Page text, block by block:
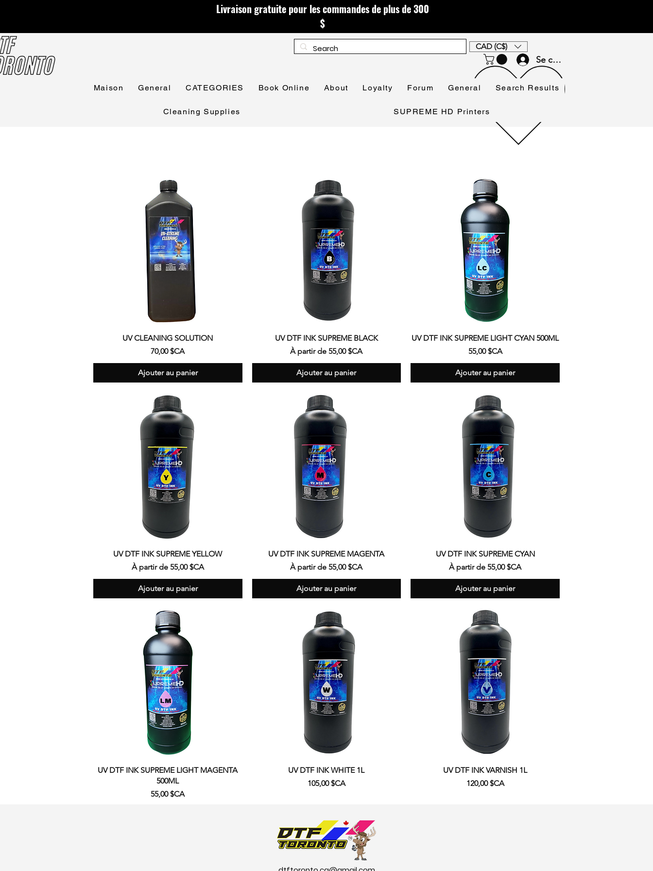
Livraison gratuite pour les commandes de plus de 300
$
CAD (C$)
Se connecter
Maison General CATEGORIES Book Online About Loyalty Forum General Search Results
Cleaning Supplies SUPREME HD Printers
Aperçu rapide
UV CLEANING SOLUTION
Prix
70,00 $CA
Ajouter au panier
Aperçu rapide
UV DTF INK SUPREME BLACK
À partir de55,00 $CA
Prix promotionnel
Ajouter au panier
Aperçu rapide
UV DTF INK SUPREME LIGHT CYAN 500ML
Prix
55,00 $CA
Ajouter au panier
Aperçu rapide
UV DTF INK SUPREME YELLOW
À partir de 55,00 $CA
Prix promotionnel
Ajouter au panier
Aperçu rapide
UV DTF INK SUPREME MAGENTA
À partir de55,00 $CA
Prix promotionnel
Ajouter au panier
Aperçu rapide
UV DTF INK SUPREME CYAN
À partir de55,00 $CA
Prix promotionnel
Ajouter au panier
Aperçu rapide
UV DTF INK SUPREME LIGHT MAGENTA
500ML
Prix
55,00 $CA
Aperçu rapide
UV DTF INK WHITE 1L
Prix
105,00 $CA
Aperçu rapide
UV DTF INK VARNISH 1L
Prix
120,00 $CA